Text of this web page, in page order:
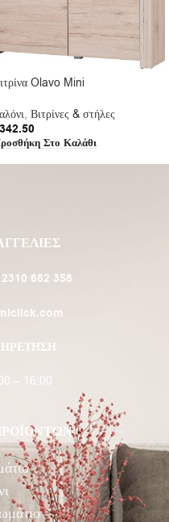
Olavo Mini
, Βιτρίνες & στήλες
342.50
Στο Καλάθι
682 358
– 16:00